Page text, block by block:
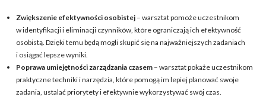
Zwiększenie efektywności osobistej – warsztat pomoże uczestnikom
w identyfikacji i eliminacji czynników, które ograniczają ich efektywność
osobistą. Dzięki temu będą mogli skupić się na najważniejszych zadaniach
i osiągać lepsze wyniki.
Poprawa umiejętności zarządzania czasem – warsztat pokaże uczestnikom
praktyczne techniki i narzędzia, które pomogą im lepiej planować swoje
zadania, ustalać priorytety i efektywnie wykorzystywać swój czas.